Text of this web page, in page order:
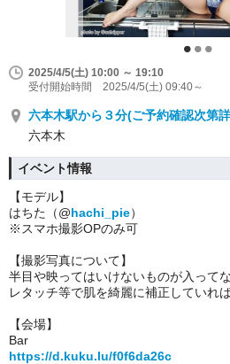
2025/4/5(土) 10:00 ～ 19:10
受付開始時間 2025/4/5(土) 09:40～
六本木駅から３分(ご予約確認次第
六本木
イベント情報
【モデル】
はちた（@hachi_pie）
※スマホ撮影OPのみ可
【撮影写真について】
半目や映ってはいけないものが入ってな
レタッチ等で肌を綺麗に補正していれ
【会場】
Bar
https://d.kuku.lu/f0f6da26c